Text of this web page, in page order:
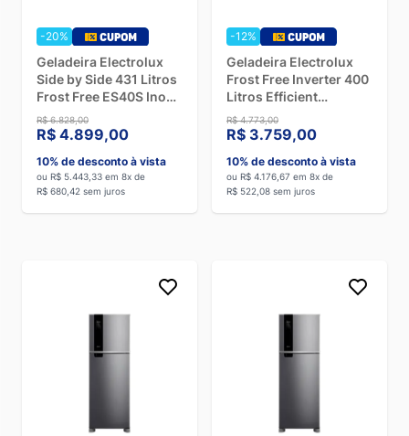
-20%
Geladeira Electrolux
Side by Side 431 Litros
Frost Free ES40S Inox
Inverter - Bivolt
R$ 6.828,00
R$ 4.899,00
10% de desconto à vista
ou R$ 5.443,33 em 8x de
R$ 680,42 sem juros
-12%
Geladeira Electrolux
Frost Free Inverter 400
Litros Efficient
AutoSense IB6 Duplex
Branco - Bivolt
R$ 4.773,00
R$ 3.759,00
10% de desconto à vista
ou R$ 4.176,67 em 8x de
R$ 522,08 sem juros